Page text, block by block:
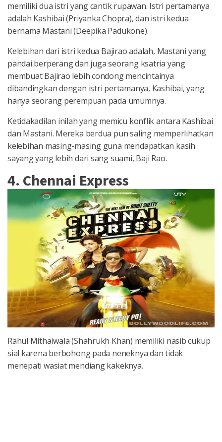
memiliki dua istri yang cantik rupawan. Istri pertamanya
adalah Kashibai (Priyanka Chopra), dan istri kedua
bernama Mastani (Deepika Padukone).
Kelebihan dari istri kedua Bajirao adalah, Mastani yang
pandai berperang dan juga seorang ksatria yang
membuat Bajirao lebih condong mencintainya
dibandingkan dengan istri pertamanya, Kashibai, yang
hanya seorang perempuan pada umumnya.
Ketidakadilan inilah yang memicu konflik antara Kashibai
dan Mastani. Mereka berdua pun saling memperlihatkan
kelebihan masing-masing guna mendapatkan kasih
sayang yang lebih dari sang suami, Baji Rao.
4. Chennai Express
Rahul Mithaiwala (Shahrukh Khan) memiliki nasib cukup
sial karena berbohong pada neneknya dan tidak
menepati wasiat mendiang kakeknya.